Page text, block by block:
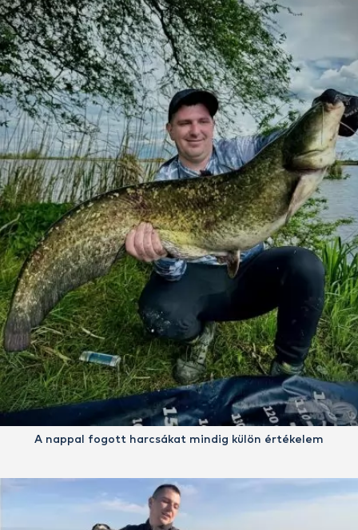
A nappal fogott harcsákat mindig külön értékelem